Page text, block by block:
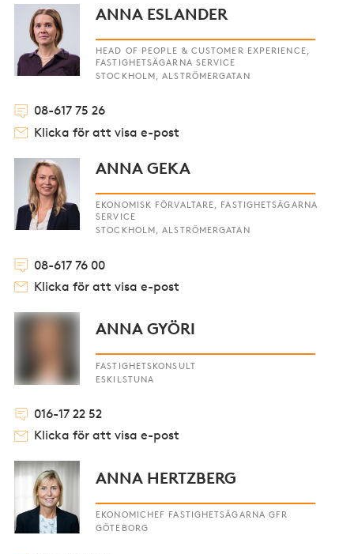
ANNA ESLANDER
HEAD OF PEOPLE & CUSTOMER EXPERIENCE,
FASTIGHETSÄGARNA SERVICE
STOCKHOLM, ALSTRÖMERGATAN
08-617 75 26
Klicka för att visa e-post
ANNA GEKA
EKONOMISK FÖRVALTARE, FASTIGHETSÄGARNA
SERVICE
STOCKHOLM, ALSTRÖMERGATAN
08-617 76 00
Klicka för att visa e-post
ANNA GYÖRI
FASTIGHETSKONSULT
ESKILSTUNA
016-17 22 52
Klicka för att visa e-post
ANNA HERTZBERG
EKONOMICHEF FASTIGHETSÄGARNA GFR
GÖTEBORG